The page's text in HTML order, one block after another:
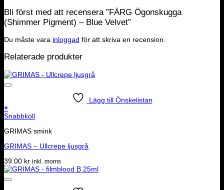
Bli först med att recensera ”FÄRG Ögonskugga
(Shimmer Pigment) – Blue Velvet”
Du måste vara inloggad för att skriva en recension.
Relaterade produkter
Lägg till Önskelistan
+
Snabbkoll
GRIMAS smink
GRIMAS – Ullcrepe ljusgrå
39.00 kr inkl. moms